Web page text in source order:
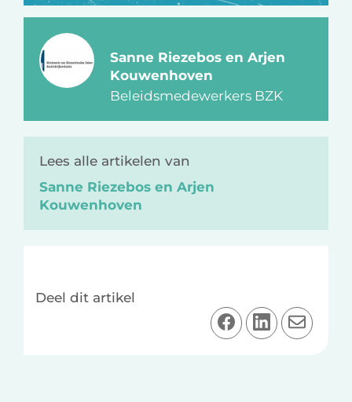
Sanne Riezebos en Arjen
Kouwenhoven
Beleidsmedewerkers BZK
Lees alle artikelen van
Sanne Riezebos en Arjen
Kouwenhoven
Deel dit artikel
D
e
D
e
D
e